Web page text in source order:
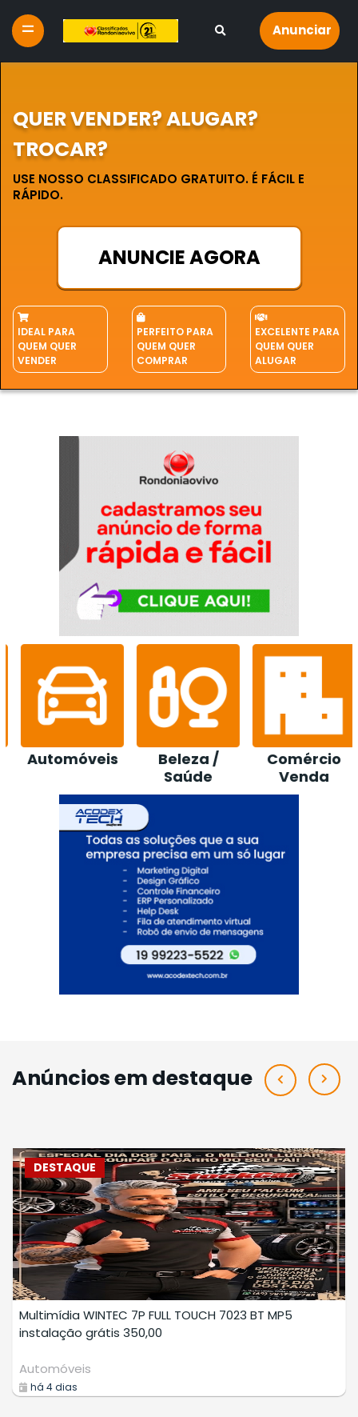
Anunciar
QUER VENDER? ALUGAR?
TROCAR?
USE NOSSO CLASSIFICADO GRATUITO. É FÁCIL E
RÁPIDO.
ANUNCIE AGORA
IDEAL PARA
QUEM QUER
VENDER
PERFEITO PARA
QUEM QUER
COMPRAR
EXCELENTE PARA
QUEM QUER
ALUGAR
Beleza /
Comércio
Venda
Construção /
Loja
Anúncios em destaque
DESTAQUE
LAVAGEM A SECO